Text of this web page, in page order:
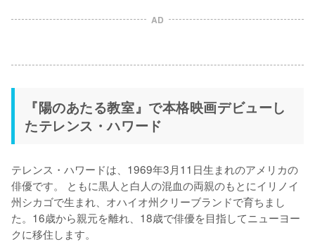
AD
『陽のあたる教室』で本格映画デビューし
たテレンス・ハワード
テレンス・ハワードは、1969年3月11日生まれのアメリカの
俳優です。 ともに黒人と白人の混血の両親のもとにイリノイ
州シカゴで生まれ、オハイオ州クリーブランドで育ちまし
た。16歳から親元を離れ、18歳で俳優を目指してニューヨー
クに移住します。